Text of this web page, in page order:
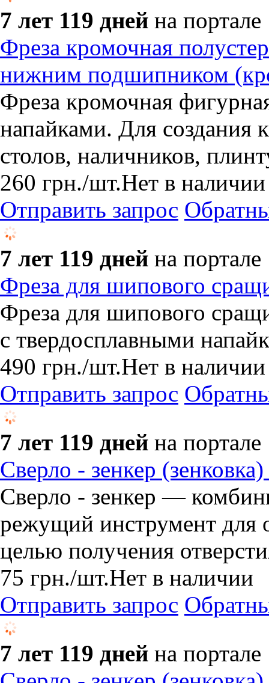
7 лет 119 дней на портале
Фреза кромочная
нижним подшипником
Фреза кромочная
напайками. Для создания
столов, наличников,
260 грн./шт.Нет в наличии
Отправить запрос
7 лет 119 дней на портале
Фреза для шипового
Фреза для шипового
с твердосплавными
490 грн./шт.Нет в наличии
Отправить запрос
7 лет 119 дней на портале
Сверло - зенкер
Сверло - зенкер —
режущий инструмент для
целью получения
75 грн./шт.Нет в наличии
Отправить запрос
7 лет 119 дней на портале